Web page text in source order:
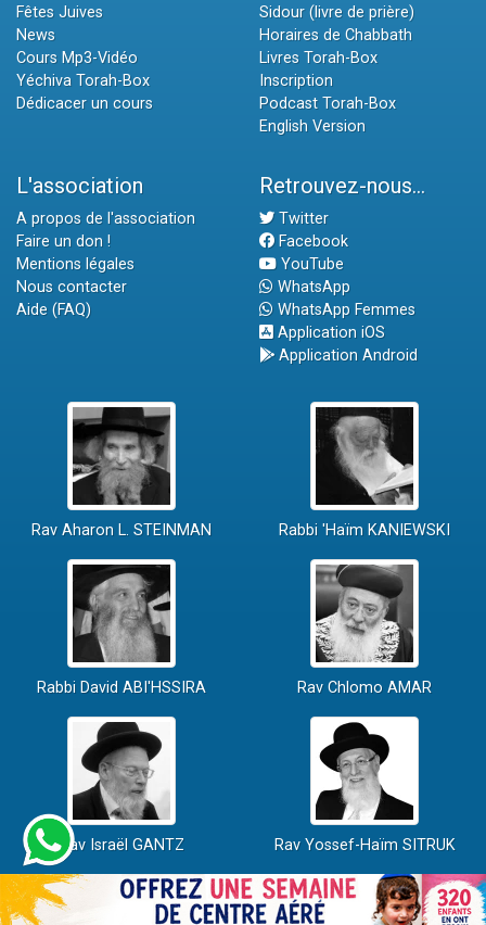
Fêtes Juives
News
Cours Mp3-Vidéo
Yéchiva Torah-Box
Dédicacer un cours
Sidour (livre de prière)
Horaires de Chabbath
Livres Torah-Box
Inscription
Podcast Torah-Box
English Version
L'association
A propos de l'association
Faire un don !
Mentions légales
Nous contacter
Aide (FAQ)
Retrouvez-nous...
Twitter
Facebook
YouTube
WhatsApp
WhatsApp Femmes
Application iOS
Application Android
Rav Aharon L. STEINMAN Rabbi 'Haïm KANIEWSKI
Rabbi David ABI'HSSIRA Rav Chlomo AMAR
Rav Israël GANTZ Rav Yossef-Haïm SITRUK